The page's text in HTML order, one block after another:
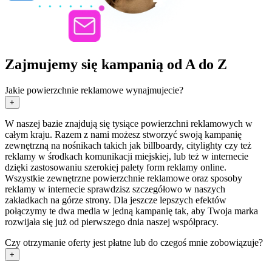
Zajmujemy się kampanią od A do Z
Jakie powierzchnie reklamowe wynajmujecie?
+
W naszej bazie znajdują się tysiące powierzchni reklamowych w
całym kraju. Razem z nami możesz stworzyć swoją kampanię
zewnętrzną na nośnikach takich jak billboardy, citylighty czy też
reklamy w środkach komunikacji miejskiej, lub też w internecie
dzięki zastosowaniu szerokiej palety form reklamy online.
Wszystkie zewnętrzne powierzchnie reklamowe oraz sposoby
reklamy w internecie sprawdzisz szczegółowo w naszych
zakładkach na górze strony. Dla jeszcze lepszych efektów
połączymy te dwa media w jedną kampanię tak, aby Twoja marka
rozwijała się już od pierwszego dnia naszej współpracy.
Czy otrzymanie oferty jest płatne lub do czegoś mnie zobowiązuje?
+